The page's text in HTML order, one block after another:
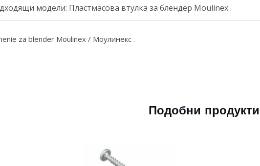
модели: Пластмасова втулка за блендер Moulinex .
za blender Moulinex / Моулинекс .
Подобни продукти